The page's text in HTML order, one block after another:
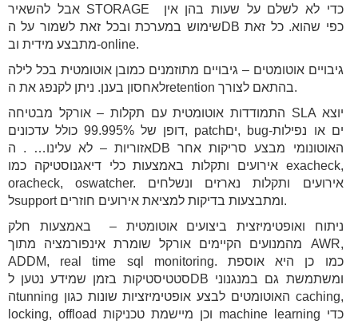
אבל להשאיר STORAGE כדי לא לשלם על שעות בהן אין
שימוש במערכת ובכל זאת לשמור על הDB כפי שהוא. כל זאת
מתבצע מידית וב-online.
גיבויים אוטומטים – גיבויים מתוזמנים כמובן אוטומטית בכל לילה
לאחסון בענן. ניתן לקנפג את הretention בהתאם לצורך.
התמודדות אוטומטית עם תקלות – אורקל מבטיחה SLA יוצא
דופן של 99.995% כולל עדכונים, patchים, bug-ים או נפילות
אזוריות – לא עלינו… . הDB האוטונומי מבצע סריקות אחר
אירועים ותקלות באמצעות כלי דיאגנוסטיקה כמו exacheck,
oracheck, oswatcher. אירועים ותקלות נארזים ונשלחים
לsupport ומתבצעות בדיקות למציאת אירועים חוזרים.
ניתוח ואופטימיזצית ביצועים אוטומטית – באמצעות חלק
מהמנועים הקיימים אורקל שומרת אינפורמציה מתוך AWR,
ADDM, real time sql monitoring. כמו כן היא אוספת
סטטיסטיקות בזמן שמידע נטען לDB ומשתמשת גם במנגנוני
הtunning האוטומטים לבצע אופטימיזציות שונות כגון caching,
locking, offload וכן מיישמת טכניקות machine learning כדי